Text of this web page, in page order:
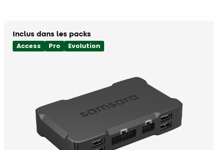
Inclus dans les packs
Access Pro Evolution